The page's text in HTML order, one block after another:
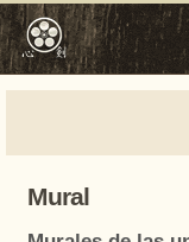
Mural